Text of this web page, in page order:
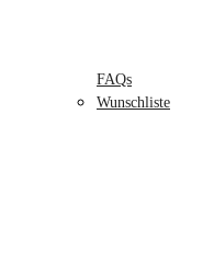
FAQs
Wunschliste